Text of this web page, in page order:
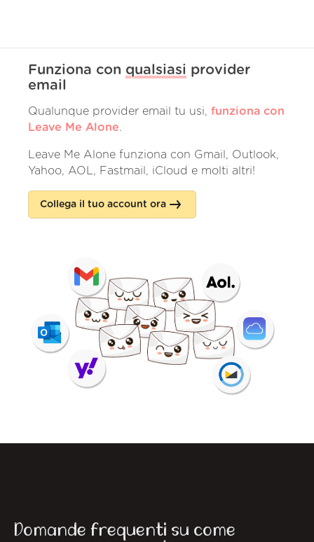
Funziona con qualsiasi provider
email
Qualunque provider email tu usi, funziona con
Leave Me Alone.
Leave Me Alone funziona con Gmail, Outlook,
Yahoo, AOL, Fastmail, iCloud e molti altri!
Collega il tuo account ora
Domande frequenti su come